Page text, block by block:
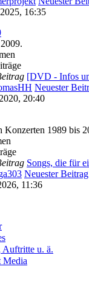
16:35
[DVD - Infos
Neuester
20:40
Konzerten 1989 bis
Songs, die für
Neuester Beitrag
11:36
u. ä.